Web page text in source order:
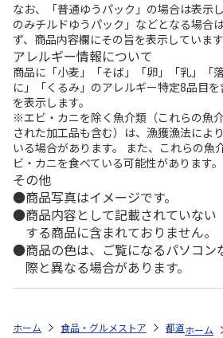
なお、「普通ゆうパック」の場合は表示
のみチルドゆうパック」などとなる場合
ず、商品内容欄にその旨を表示しています
アレルギー情報について
商品に「小麦」「そば」「卵」「乳」「
に」「くるみ」のアレルギー特定8品目
を表示します。
※エビ・カニを除く魚介類（これらの魚
された加工品も含む）は、漁獲漁法によ
いる場合があります。 また、これらの魚
ビ・カニを食べている可能性があります。
その他
商品写真はイメージです。
商品内容として記載されていない
する商品に含まれておりません。
商品の色は、ご覧になるパソコン
際と異なる場合があります。
ホーム 食品・グルメストア 都道府県か
ホーム